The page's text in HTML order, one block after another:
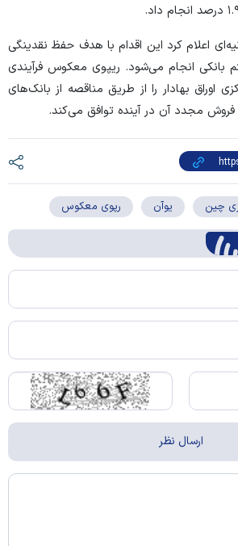
اعلام کرد این اقدام با هدف حفظ نقدینگی
بانکی انجام می‌شود. ریپوی معکوس فرآیندی
اوراق بهادار را از طریق مناقصه از بانک‌های
مجدد آن در آینده توافق می‌کند.
چین یوآن رپوی معکوس